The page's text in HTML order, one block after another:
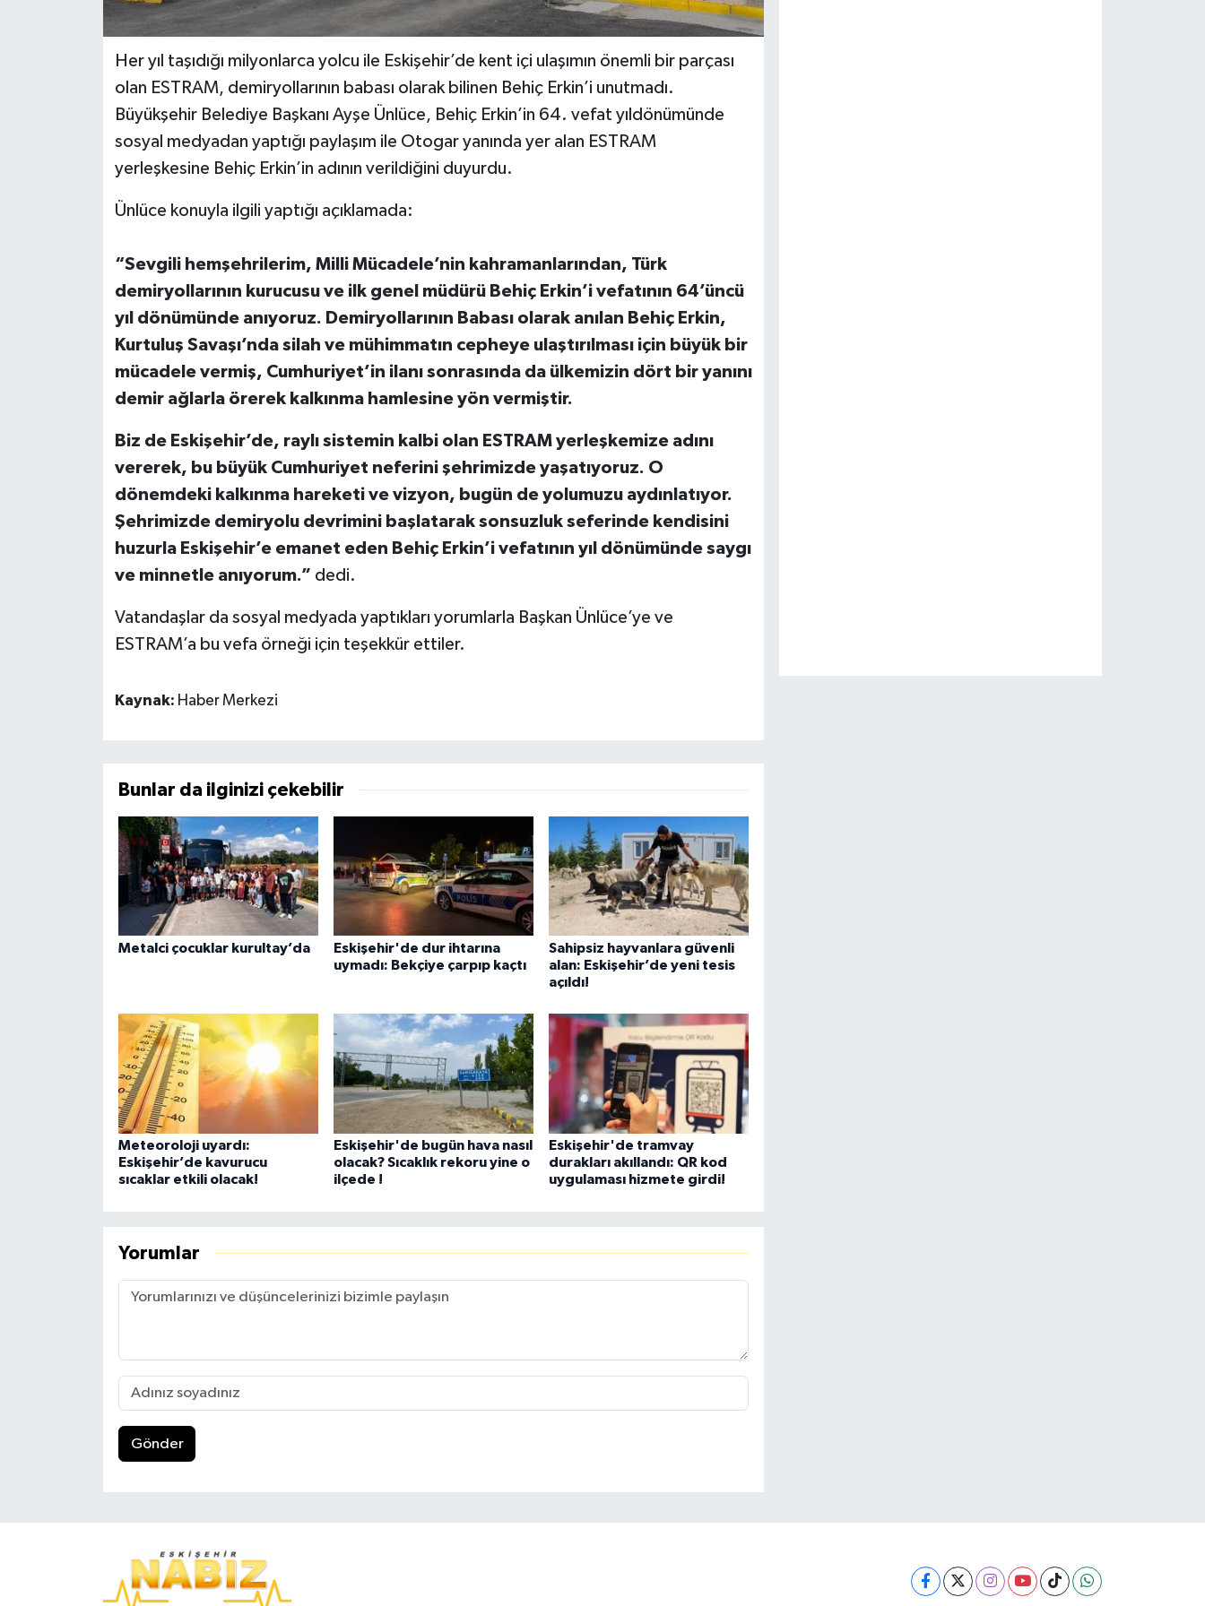
Her yıl taşıdığı milyonlarca yolcu ile Eskişehir’de kent içi ulaşımın önemli bir parçası
olan ESTRAM, demiryollarının babası olarak bilinen Behiç Erkin’i unutmadı.
Büyükşehir Belediye Başkanı Ayşe Ünlüce, Behiç Erkin’in 64. vefat yıldönümünde
sosyal medyadan yaptığı paylaşım ile Otogar yanında yer alan ESTRAM
yerleşkesine Behiç Erkin’in adının verildiğini duyurdu.
Ünlüce konuyla ilgili yaptığı açıklamada:
“Sevgili hemşehrilerim, Milli Mücadele’nin kahramanlarından, Türk
demiryollarının kurucusu ve ilk genel müdürü Behiç Erkin’i vefatının 64’üncü
yıl dönümünde anıyoruz. Demiryollarının Babası olarak anılan Behiç Erkin,
Kurtuluş Savaşı’nda silah ve mühimmatın cepheye ulaştırılması için büyük bir
mücadele vermiş, Cumhuriyet’in ilanı sonrasında da ülkemizin dört bir yanını
demir ağlarla örerek kalkınma hamlesine yön vermiştir.
Biz de Eskişehir’de, raylı sistemin kalbi olan ESTRAM yerleşkemize adını
vererek, bu büyük Cumhuriyet neferini şehrimizde yaşatıyoruz. O
dönemdeki kalkınma hareketi ve vizyon, bugün de yolumuzu aydınlatıyor.
Şehrimizde demiryolu devrimini başlatarak sonsuzluk seferinde kendisini
huzurla Eskişehir’e emanet eden Behiç Erkin’i vefatının yıl dönümünde saygı
ve minnetle anıyorum.” dedi.
Vatandaşlar da sosyal medyada yaptıkları yorumlarla Başkan Ünlüce’ye ve
ESTRAM’a bu vefa örneği için teşekkür ettiler.
Kaynak: Haber Merkezi
Bunlar da ilginizi çekebilir
Metalci çocuklar kurultay’da
Eskişehir'de dur ihtarına
uymadı: Bekçiye çarpıp kaçtı
Sahipsiz hayvanlara güvenli
alan: Eskişehir’de yeni tesis
açıldı!
Meteoroloji uyardı:
Eskişehir’de kavurucu
sıcaklar etkili olacak!
Eskişehir'de bugün hava nasıl
olacak? Sıcaklık rekoru yine o
ilçede !
Eskişehir'de tramvay
durakları akıllandı: QR kod
uygulaması hizmete girdi!
Yorumlar
Gönder